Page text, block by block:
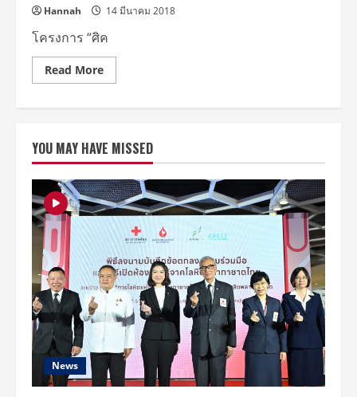
Hannah 14 มีนาคม 2018
โครงการ “ศิค
Read MoreRead
more
ให้
หัวใจ
เด็ก”
กิจกรรม
คัด
กรอง
เด็ก
โรค
หัวใจ
พิการ
แต่
กำเนิด
ประจำ
ปี
2561
YOU MAY HAVE MISSED
News